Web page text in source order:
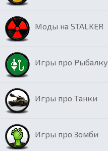
Моды на STALKER
Игры про Рыбалку
Игры про Танки
Игры про Зомби